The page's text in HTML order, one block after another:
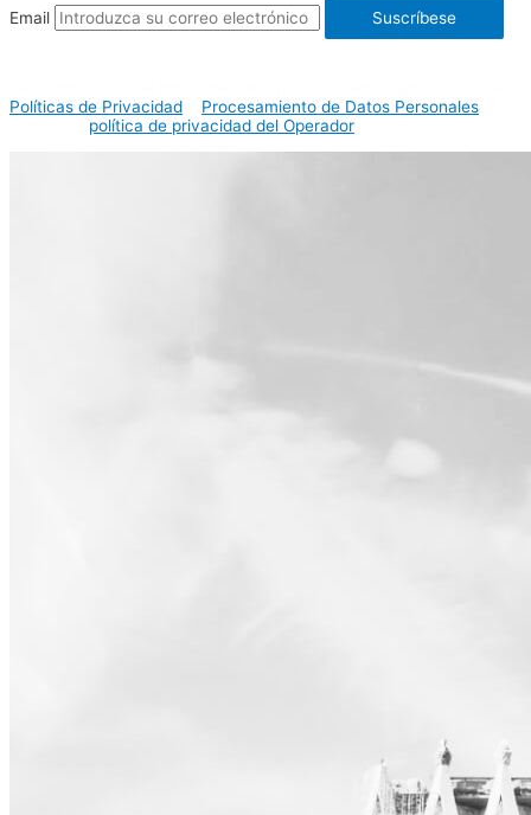
Email Suscríbese
Políticas de Privacidad
Procesamiento de Datos Personales
política de privacidad del Operador